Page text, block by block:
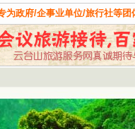
为政府/企事业单位/旅行社等